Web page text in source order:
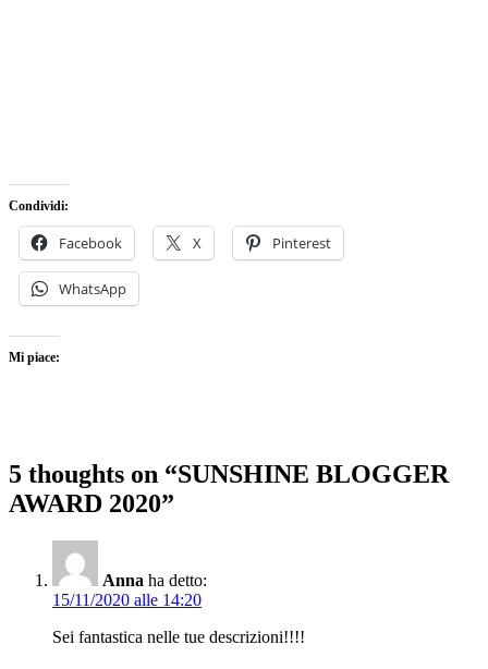
Condividi:
Facebook X Pinterest
WhatsApp
Mi piace:
5 thoughts on “SUNSHINE BLOGGER
AWARD 2020”
Anna ha detto:
15/11/2020 alle 14:20
Sei fantastica nelle tue descrizioni!!!!